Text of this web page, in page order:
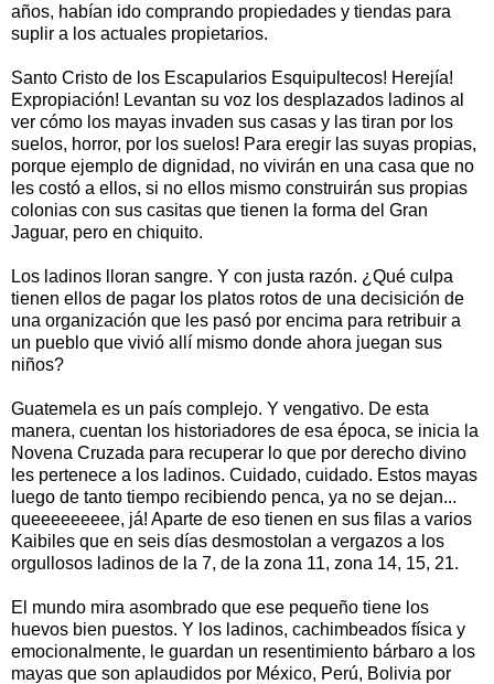
años, habían ido comprando propiedades y tiendas para
suplir a los actuales propietarios.
Santo Cristo de los Escapularios Esquipultecos! Herejía!
Expropiación! Levantan su voz los desplazados ladinos al
ver cómo los mayas invaden sus casas y las tiran por los
suelos, horror, por los suelos! Para eregir las suyas propias,
porque ejemplo de dignidad, no vivirán en una casa que no
les costó a ellos, si no ellos mismo construirán sus propias
colonias con sus casitas que tienen la forma del Gran
Jaguar, pero en chiquito.
Los ladinos lloran sangre. Y con justa razón. ¿Qué culpa
tienen ellos de pagar los platos rotos de una decisición de
una organización que les pasó por encima para retribuir a
un pueblo que vivió allí mismo donde ahora juegan sus
niños?
Guatemela es un país complejo. Y vengativo. De esta
manera, cuentan los historiadores de esa época, se inicia la
Novena Cruzada para recuperar lo que por derecho divino
les pertenece a los ladinos. Cuidado, cuidado. Estos mayas
luego de tanto tiempo recibiendo penca, ya no se dejan...
queeeeeeeee, já! Aparte de eso tienen en sus filas a varios
Kaibiles que en seis días desmostolan a vergazos a los
orgullosos ladinos de la 7, de la zona 11, zona 14, 15, 21.
El mundo mira asombrado que ese pequeño tiene los
huevos bien puestos. Y los ladinos, cachimbeados física y
emocionalmente, le guardan un resentimiento bárbaro a los
mayas que son aplaudidos por México, Perú, Bolivia por